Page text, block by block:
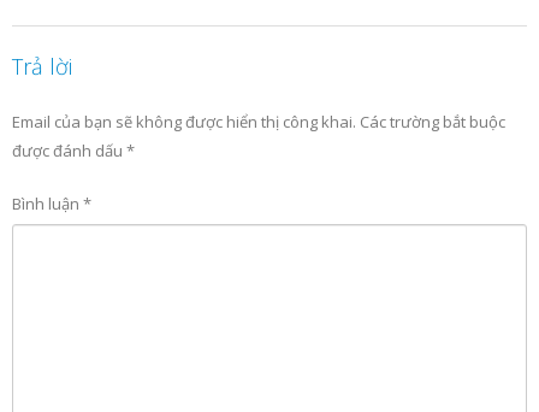
Trả lời
Email của bạn sẽ không được hiển thị công khai. Các trường bắt buộc
được đánh dấu *
Bình luận *